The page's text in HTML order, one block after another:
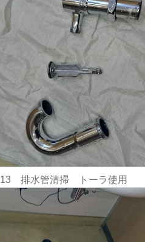
13 排水管清掃 トーラ使用